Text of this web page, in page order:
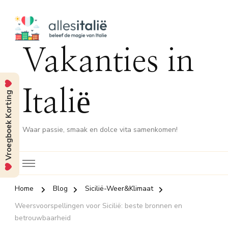
Vakanties in
Italië
Waar passie, smaak en dolce vita samenkomen!
Home Blog
Sicilië-Weer&Klimaat
Weersvoorspellingen voor Sicilië: beste bronnen en
betrouwbaarheid
Vroegboek Korting